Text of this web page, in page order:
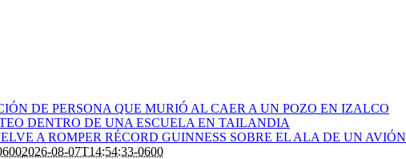
DE PERSONA QUE MURIÓ AL CAER A UN POZO EN IZALCO
DENTRO DE UNA ESCUELA EN TAILANDIA
A ROMPER RÉCORD GUINNESS SOBRE EL ALA DE UN AVIÓN
2026-08-07T14:54:33-0600